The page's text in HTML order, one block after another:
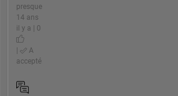
presque
14 ans
il y a | 0
|
A
accepté